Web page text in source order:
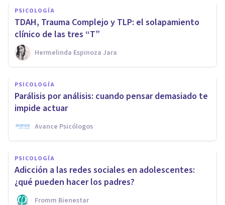
PSICOLOGÍA
TDAH, Trauma Complejo y TLP: el solapamiento
clínico de las tres “T”
Hermelinda Espinoza Jara
PSICOLOGÍA
Parálisis por análisis: cuando pensar demasiado te
impide actuar
Avance Psicólogos
PSICOLOGÍA
Adicción a las redes sociales en adolescentes:
¿qué pueden hacer los padres?
Fromm Bienestar